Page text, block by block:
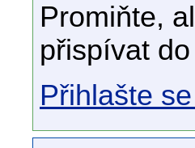
Promiňte,
přispívat
Přihlašte